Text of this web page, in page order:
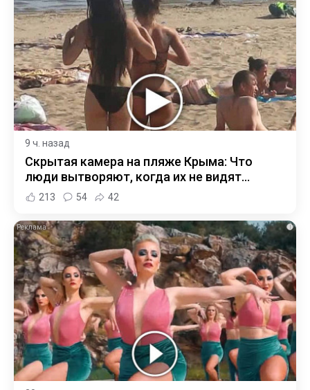
9 ч. назад
Скрытая камера на пляже Крыма: Что
люди вытворяют, когда их не видят...
213 54 42
i